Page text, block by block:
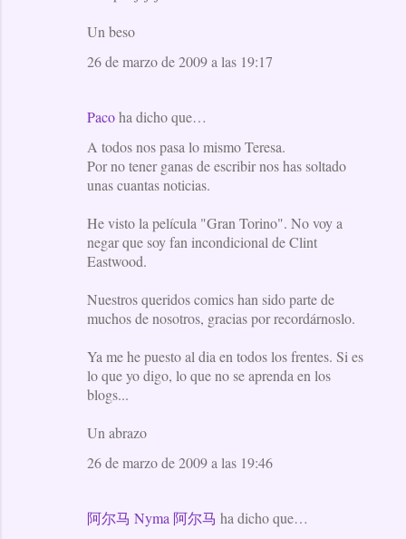
Un beso
26 de marzo de 2009 a las 19:17
Pacoha dicho que…
A todos nos pasa lo mismo Teresa.
Por no tener ganas de escribir nos has soltado
unas cuantas noticias.
He visto la película "Gran Torino". No voy a
negar que soy fan incondicional de Clint
Eastwood.
Nuestros queridos comics han sido parte de
muchos de nosotros, gracias por recordárnoslo.
Ya me he puesto al dia en todos los frentes. Si es
lo que yo digo, lo que no se aprenda en los
blogs...
Un abrazo
26 de marzo de 2009 a las 19:46
阿尔马 Nyma 阿尔马 ha dicho que…